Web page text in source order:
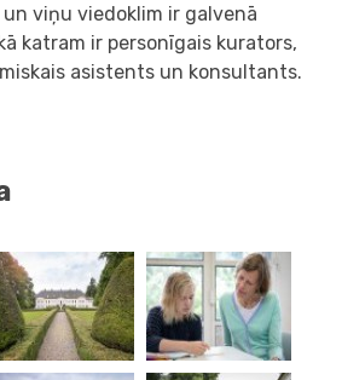
viņu viedoklim ir galvenā
katram ir personīgais kurators,
asistents un konsultants.